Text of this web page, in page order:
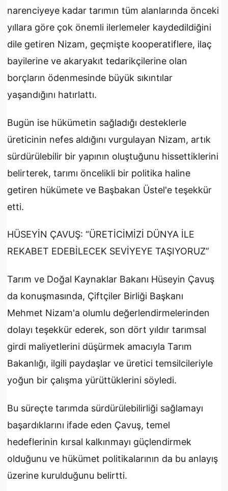
narenciyeye kadar tarımın tüm alanlarında önceki
yıllara göre çok önemli ilerlemeler kaydedildiğini
dile getiren Nizam, geçmişte kooperatiflere, ilaç
bayilerine ve akaryakıt tedarikçilerine olan
borçların ödenmesinde büyük sıkıntılar
yaşandığını hatırlattı.
Bugün ise hükümetin sağladığı desteklerle
üreticinin nefes aldığını vurgulayan Nizam, artık
sürdürülebilir bir yapının oluştuğunu hissettiklerini
belirterek, tarımı öncelikli bir politika haline
getiren hükümete ve Başbakan Üstel'e teşekkür
etti.
HÜSEYİN ÇAVUŞ: “ÜRETİCİMİZİ DÜNYA İLE
REKABET EDEBİLECEK SEVİYEYE TAŞIYORUZ”
Tarım ve Doğal Kaynaklar Bakanı Hüseyin Çavuş
da konuşmasında, Çiftçiler Birliği Başkanı
Mehmet Nizam'a olumlu değerlendirmelerinden
dolayı teşekkür ederek, son dört yıldır tarımsal
girdi maliyetlerini düşürmek amacıyla Tarım
Bakanlığı, ilgili paydaşlar ve üretici temsilcileriyle
yoğun bir çalışma yürüttüklerini söyledi.
Bu süreçte tarımda sürdürülebilirliği sağlamayı
başardıklarını ifade eden Çavuş, temel
hedeflerinin kırsal kalkınmayı güçlendirmek
olduğunu ve hükümet politikalarının da bu anlayış
üzerine kurulduğunu belirtti.